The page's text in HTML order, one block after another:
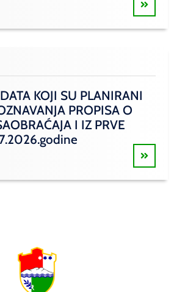
KOJI SU PLANIRANI
PROPISA O
I IZ PRVE